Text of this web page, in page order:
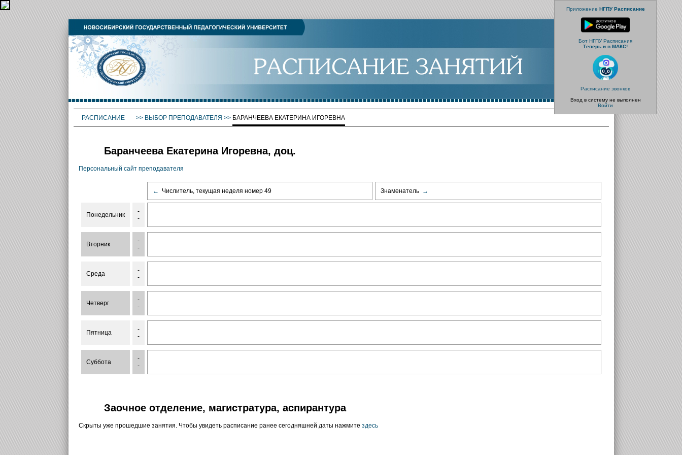
Приложение НГПУ Расписание
Бот НГПУ Расписания
Теперь и в МАКС!
Расписание звонков
Вход в систему не выполнен
Войти
РАСПИСАНИЕ >> ВЫБОР ПРЕПОДАВАТЕЛЯ >> БАРАНЧЕЕВА ЕКАТЕРИНА ИГОРЕВНА
Баранчеева Екатерина Игоревна, доц.
Персональный сайт преподавателя
← Числитель, текущая неделя номер 49 Знаменатель →
Понедельник
-
-
Вторник
-
-
Среда
-
-
Четверг
-
-
Пятница
-
-
Суббота
-
-
Заочное отделение, магистратура, аспирантура
Скрыты уже прошедшие занятия. Чтобы увидеть расписание ранее сегодняшней даты нажмите здесь